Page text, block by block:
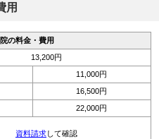
用
の料金・費用
13,200円
11,000円
16,500円
22,000円
資料請求して確認